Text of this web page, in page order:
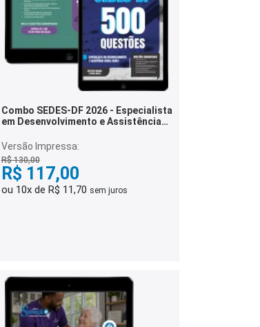
Combo SEDES-DF 2026 - Especialista
em Desenvolvimento e Assistência
Versão Impressa:
R$ 130,00
R$ 117,00
ou 10x de R$ 11,70 sem juros